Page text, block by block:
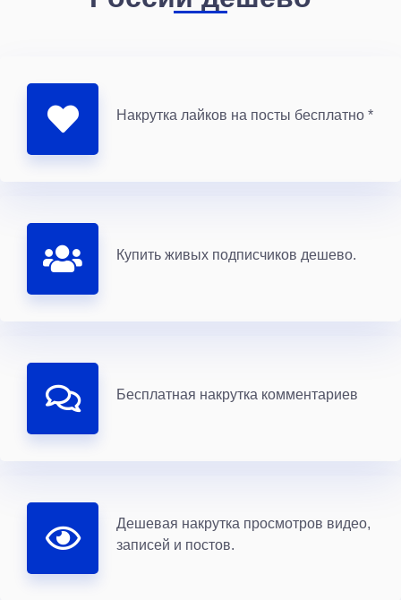
Накрутка лайков на посты бесплатно *
Купить живых подписчиков дешево.
Бесплатная накрутка комментариев
Дешевая накрутка просмотров видео,
записей и постов.